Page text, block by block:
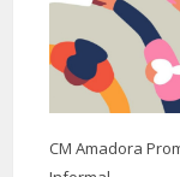
CM Amadora